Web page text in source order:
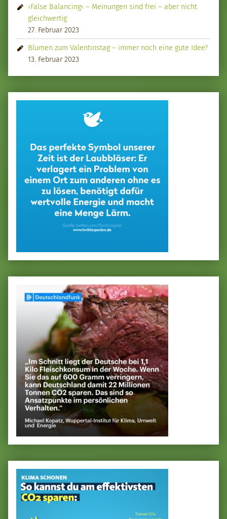
›False Balancing‹ – Meinungen sind frei – aber nicht
gleichwertig
27. Februar 2023
Blumen zum Valentinstag – immer noch eine gute Idee?
13. Februar 2023